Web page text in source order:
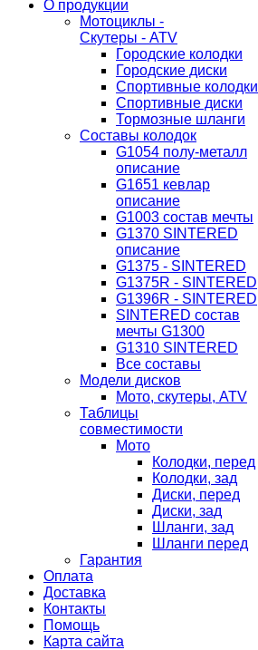
О продукции
Мотоциклы -
Скутеры - ATV
Городские колодки
Городские диски
Спортивные колодки
Спортивные диски
Тормозные шланги
Составы колодок
G1054 полу-металл
описание
G1651 кевлар
описание
G1003 состав мечты
G1370 SINTERED
описание
G1375 - SINTERED
G1375R - SINTERED
G1396R - SINTERED
SINTERED состав
мечты G1300
G1310 SINTERED
Все составы
Модели дисков
Мото, скутеры, ATV
Таблицы
совместимости
Мото
Колодки, перед
Колодки, зад
Диски, перед
Диски, зад
Шланги, зад
Шланги перед
Гарантия
Оплата
Доставка
Контакты
Помощь
Карта сайта